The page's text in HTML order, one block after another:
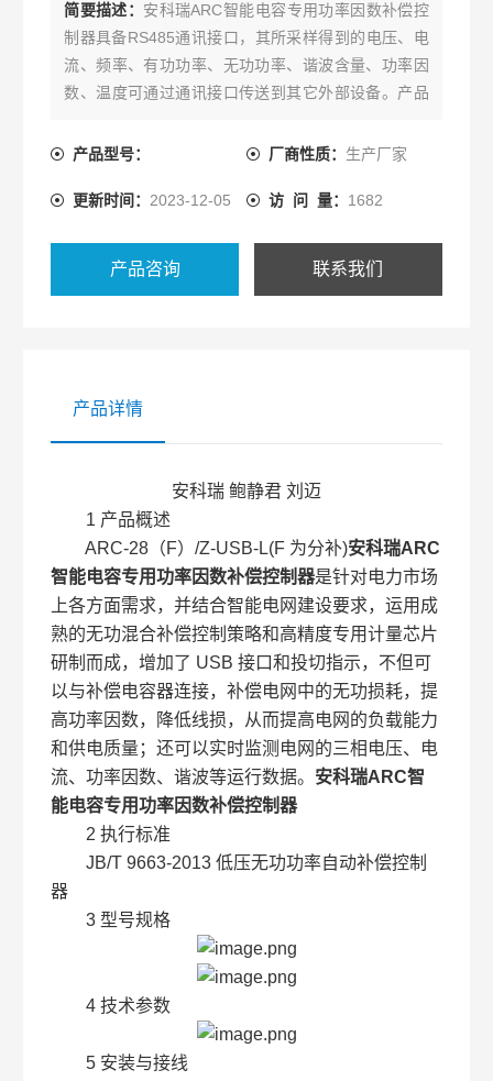
简要描述： 安科瑞ARC智能电容专用功率因数补偿控
制器具备RS485通讯接口，其所采样得到的电压、电
流、频率、有功功率、无功功率、谐波含量、功率因
数、温度可通过通讯接口传送到其它外部设备。产品
度保护功能。
产品型号： 厂商性质： 生产厂家
更新时间： 2023-12-05 访 问 量： 1682
产品咨询 联系我们
产品详情
安科瑞 鲍静君 刘迈
1 产品概述
ARC-28（F）/Z-USB-L(F 为分补)安科瑞ARC
智能电容专用功率因数补偿控制器是针对电力市场
上各方面需求，并结合智能电网建设要求，运用成
熟的无功混合补偿控制策略和高精度专用计量芯片
研制而成，增加了 USB 接口和投切指示，不但可
以与补偿电容器连接，补偿电网中的无功损耗，提
高功率因数，降低线损，从而提高电网的负载能力
和供电质量；还可以实时监测电网的三相电压、电
流、功率因数、谐波等运行数据。 安科瑞ARC智
能电容专用功率因数补偿控制器
2 执行标准
JB/T 9663-2013 低压无功功率自动补偿控制
器
3 型号规格
4 技术参数
5 安装与接线